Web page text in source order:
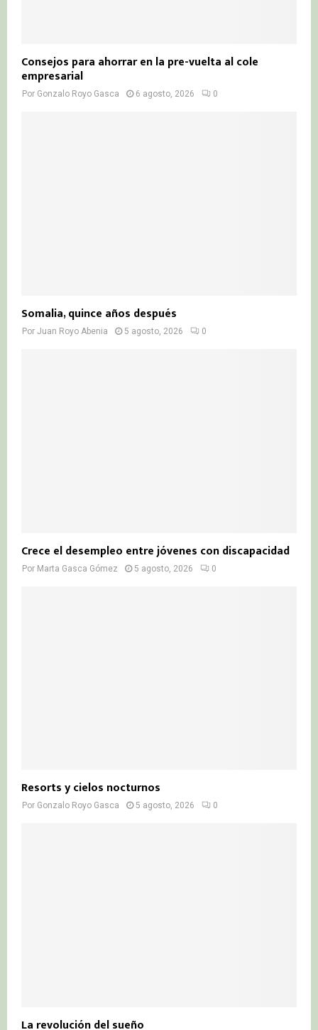
Consejos para ahorrar en la pre-vuelta al cole
empresarial
Por Gonzalo Royo Gasca 6 agosto, 2026 0
Somalia, quince años después
Por Juan Royo Abenia 5 agosto, 2026 0
Crece el desempleo entre jóvenes con discapacidad
Por Marta Gasca Gómez 5 agosto, 2026 0
Resorts y cielos nocturnos
Por Gonzalo Royo Gasca 5 agosto, 2026 0
La revolución del sueño